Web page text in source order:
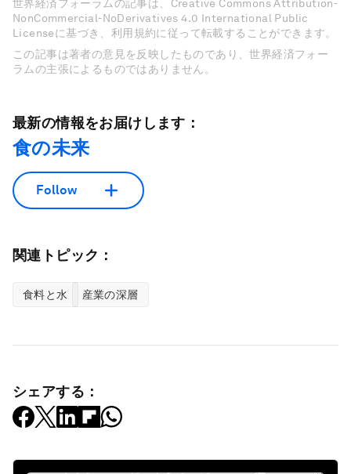
世界経済フォーラムの記事は、Creative Commons Attribution-
NonCommercial-NoDerivatives 4.0 International Public
Licenseに基づき、利用規約に従って転載することができます。
この記事は著者の意見を反映したものであり、世界経済フォー
ラムの主張によるものではありません。
最新の情報をお届けします：
食の未来
Follow
関連トピック：
食料と水 産業の深層
シェアする：